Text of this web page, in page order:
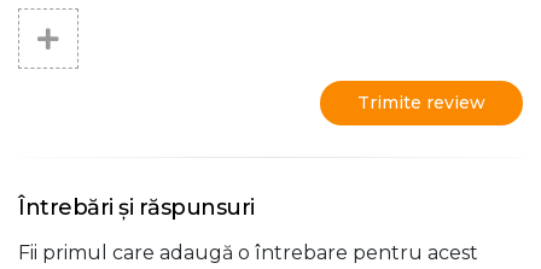
Trimite review
Întrebări și răspunsuri
Fii primul care adaugă o întrebare pentru acest